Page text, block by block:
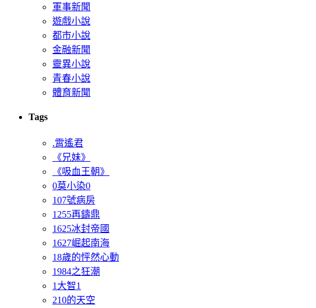
軍事新聞
遊戲小說
都市小說
金融新聞
靈異小說
青春小說
體育新聞
Tags
.霄遙君
《兄妹》
《吸血王朝》
0莫小染0
107號病房
1255再鑄鼎
1625冰封帝國
1627崛起南海
18歲的怦然心動
1984之狂潮
1大智1
210的天空